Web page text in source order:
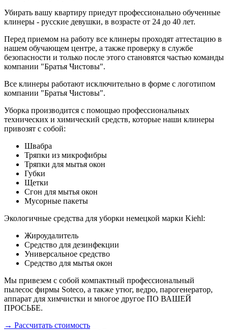
Убирать вашу квартиру приедут профессионально обученные
клинеры - русские девушки, в возрасте от 24 до 40 лет.
Перед приемом на работу все клинеры проходят аттестацию в
нашем обучающем центре, а также проверку в службе
безопасности и только после этого становятся частью команды
компании "Братья Чистовы".
Все клинеры работают исключительно в форме с логотипом
компании "Братья Чистовы".
Уборка производится с помощью профессиональных
технических и химический средств, которые наши клинеры
привозят с собой:
Швабра
Тряпки из микрофибры
Тряпки для мытья окон
Губки
Щетки
Сгон для мытья окон
Мусорные пакеты
Экологичные средства для уборки немецкой марки Kiehl:
Жироудалитель
Средство для дезинфекции
Универсальное средство
Средство для мытья окон
Мы привезем с собой компактный профессиональный
пылесос фирмы Soteco, а также утюг, ведро, парогенератор,
аппарат для химчистки и многое другое ПО ВАШЕЙ
ПРОСЬБЕ.
→ Рассчитать стоимость